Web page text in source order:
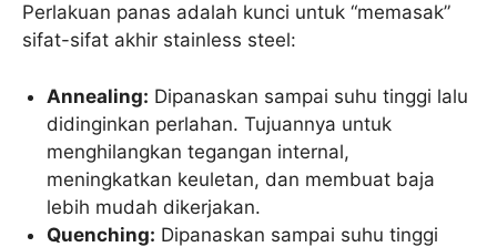
Perlakuan panas adalah kunci untuk “memasak”
sifat-sifat akhir stainless steel:
Annealing: Dipanaskan sampai suhu tinggi lalu
didinginkan perlahan. Tujuannya untuk
menghilangkan tegangan internal,
meningkatkan keuletan, dan membuat baja
lebih mudah dikerjakan.
Quenching: Dipanaskan sampai suhu tinggi